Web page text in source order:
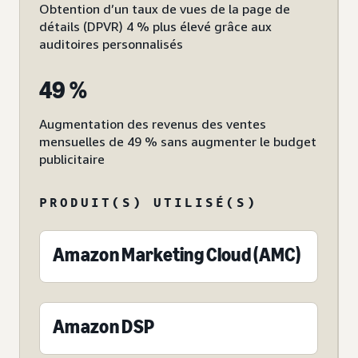
Obtention d’un taux de vues de la page de
détails (DPVR) 4 % plus élevé grâce aux
auditoires personnalisés
49 %
Augmentation des revenus des ventes
mensuelles de 49 % sans augmenter le budget
publicitaire
PRODUIT(S) UTILISÉ(S)
Amazon Marketing Cloud (AMC)
Amazon DSP